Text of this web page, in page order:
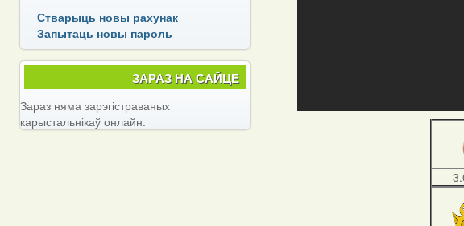
Стварыць новы рахунак
Запытаць новы пароль
ЗАРАЗ НА САЙЦЕ
Зараз няма зарэгістраваных
карыстальнікаў онлайн.